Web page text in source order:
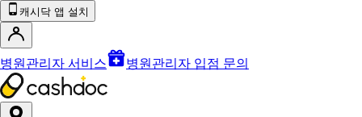
캐시닥 앱 설치
병원관리자 서비스 병원관리자 입점 문의